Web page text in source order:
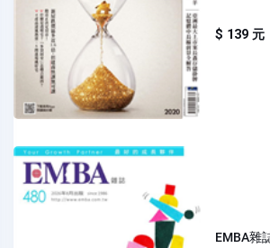
$ 139 元
EMBA雜